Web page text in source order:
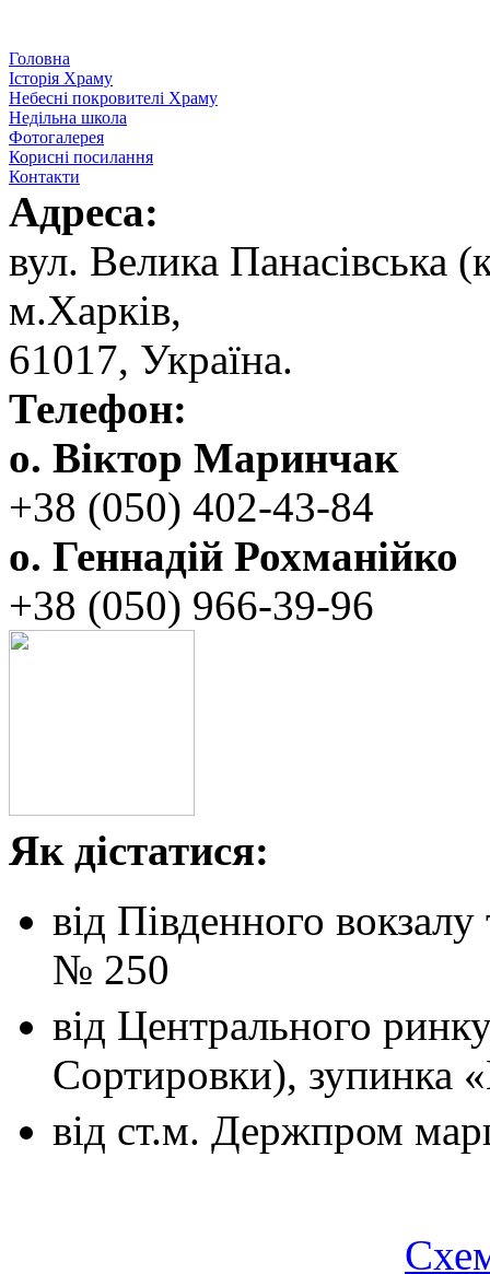
Головна
Історія Храму
Небесні покровителі Храму
Недільна школа
Фотогалерея
Корисні посилання
Контакти
Адреса:
вул. ‬Велика Панасівська
‬м.Харків,
‬61017, ‬Україна.‎
Телефон:
о. Віктор Маринчак
+38 (050)‭ 402-43-84
о. Геннадій Рохманійко
+38 (050)‭ ‬966-39-96
Як дістатися:
від Південного вокзалу
№ 250
від Центрального
Сортировки), зупинка
від ст.м. Держпром